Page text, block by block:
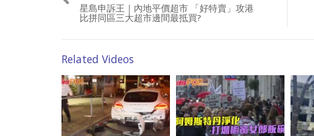
Category:香港新聞
星島申訴王｜內地平價超市 「好特賣」攻港
比拼同區三大超市邊間最抵買?
Related Videos